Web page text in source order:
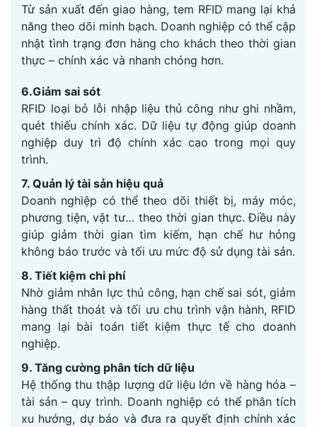
Từ sản xuất đến giao hàng, tem RFID mang lại khả
năng theo dõi minh bạch. Doanh nghiệp có thể cập
nhật tình trạng đơn hàng cho khách theo thời gian
thực – chính xác và nhanh chóng hơn.
6.Giảm sai sót
RFID loại bỏ lỗi nhập liệu thủ công như ghi nhầm,
quét thiếu chính xác. Dữ liệu tự động giúp doanh
nghiệp duy trì độ chính xác cao trong mọi quy
trình.
7. Quản lý tài sản hiệu quả
Doanh nghiệp có thể theo dõi thiết bị, máy móc,
phương tiện, vật tư… theo thời gian thực. Điều này
giúp giảm thời gian tìm kiếm, hạn chế hư hỏng
không báo trước và tối ưu mức độ sử dụng tài sản.
8. Tiết kiệm chi phí
Nhờ giảm nhân lực thủ công, hạn chế sai sót, giảm
hàng thất thoát và tối ưu chu trình vận hành, RFID
mang lại bài toán tiết kiệm thực tế cho doanh
nghiệp.
9. Tăng cường phân tích dữ liệu
Hệ thống thu thập lượng dữ liệu lớn về hàng hóa –
tài sản – quy trình. Doanh nghiệp có thể phân tích
xu hướng, dự báo và đưa ra quyết định chính xác